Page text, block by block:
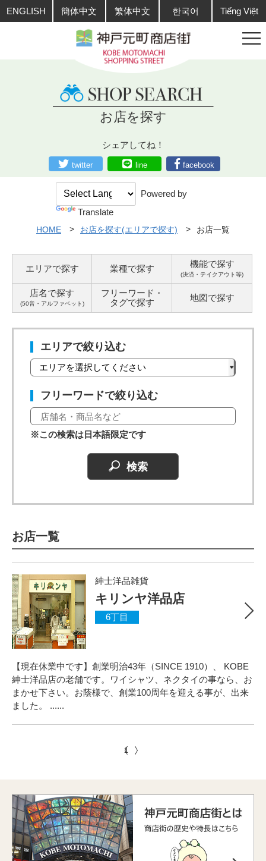
ENGLISH 簡体中文 繁体中文 한국어 Tiếng Việt
お店を探す
シェアしてね！
twitter line facebook
Powered by
Translate
HOME お店を探す(エリアで探す) お店一覧
エリアで探す 業種で探す 機能で探す
(決済・テイクアウト等)
店名で探す
(50音・アルファベット)
フリーワード・
タグで探す 地図で探す
エリアで絞り込む
フリーワードで絞り込む
※この検索は日本語限定です
お店一覧
紳士洋品雑貨
キリンヤ洋品店
6丁目
【現在休業中です】創業明治43年（SINCE 1910）、 KOBE
紳士洋品店の老舗です。ワイシャツ、ネクタイの事なら、お
まかせ下さい。お蔭様で、創業100周年を迎える事が、出来
ました。 ......
1